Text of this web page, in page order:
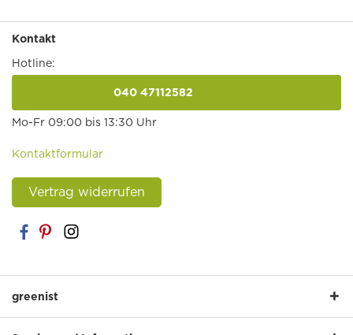
Kontakt
Hotline:
040 47112582
Mo-Fr 09:00 bis 13:30 Uhr
Kontaktformular
Vertrag widerrufen
greenist